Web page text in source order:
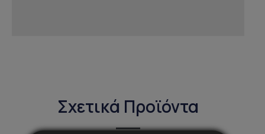
Σχετικά Προϊόντα